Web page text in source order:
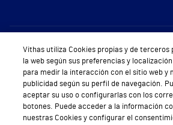
Sobre Vithas
Quiénes somos
Trabajar en Vithas
Teléfono Cita
Vithas utiliza Cookies propias y de terceros
la web según sus preferencias y
para medir la interacción con el sitio web y
publicidad según su perfil de navegación.
aceptar su uso o configurarlas con los
botones. Puede acceder a la información
nuestras Cookies y configurar el